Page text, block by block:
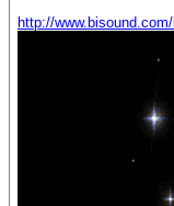
http://